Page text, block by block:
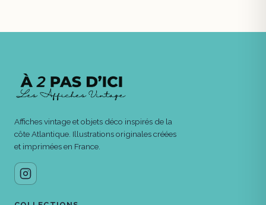
Affiches vintage et objets déco inspirés de la
côte Atlantique. Illustrations originales créées
et imprimées en France.